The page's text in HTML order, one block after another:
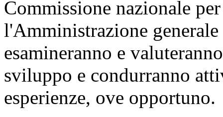
Commissione nazionale
l'Amministrazione
esamineranno e
sviluppo e condurranno
esperienze, ove opportuno.